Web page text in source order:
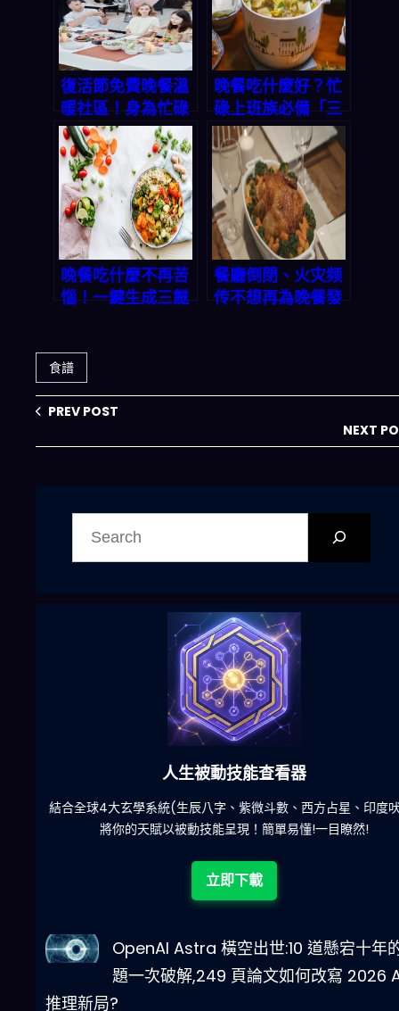
復活節免費晚餐溫
暖社區！身為忙碌
上班族的你，該如
何輕鬆搞定每天的
「今晚吃什麼」？
晚餐吃什麼好？忙
碌上班族必備「三
餸一湯」AI 幫你一
秒搞定菜單！
晚餐吃什麼不再苦
惱！一鍵生成三餸
餐廳倒閉、火灾频
传不想再為晚餐發
食譜
PREV POST
NEXT
六合彩發達神器
減少超過500萬個低概率中獎組合，提高中獎率
立即下載
OpenAI Astra 橫空出世:10 道懸宕十年
題一次破解,249 頁論文如何改寫 2026
推理新局?